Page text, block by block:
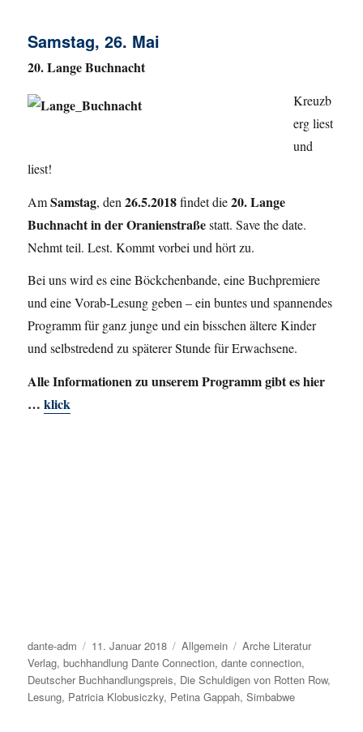
Samstag, 26. Mai
20. Lange Buchnacht
Kreuzb
erg liest
und
liest!
AmSamstag, den26.5.2018findet die20. Lange
Buchnacht in der Oranienstraßestatt. Save the date.
Nehmt teil. Lest. Kommt vorbei und hört zu.
Bei uns wird es eine Böckchenbande, eine Buchpremiere
und eine Vorab-Lesung geben – ein buntes und spannendes
Programm für ganz junge und ein bisschen ältere Kinder
und selbstredend zu späterer Stunde für Erwachsene.
Alle Informationen zu unserem Programm gibt es hier
…klick
Autor
dante-adm
Veröffentlicht
am
11. Januar 2018 Kategorien
Allgemein Schlagwörter
Arche Literatur
Verlag,buchhandlung Dante Connection,dante connection,
Deutscher Buchhandlungspreis, Die Schuldigen von Rotten Row,
Lesung, Patricia Klobusiczky, Petina Gappah,Simbabwe